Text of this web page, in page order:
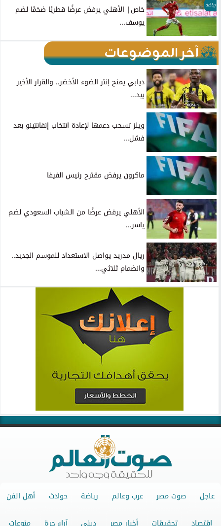
رياضة
خاص| الأهلي يرفض عرضًا قطريًا ضخمًا لضم
يوسف...
آخر الموضوعات
ديابي يمنح إنتر الضوء الأخضر.. والقرار الأخير
بيد...
ويلز تسحب دعمها لإعادة انتخاب إنفانتينو بعد
فشل...
ماكرون يرفض مقترح رئيس الفيفا
الأهلي يرفض عرضًا من الشباب السعودي لضم
ياسر...
ريال مدريد يواصل الاستعداد للموسم الجديد..
وانضمام ثلاثي...
عاجل صوت مصر عرب وعالم رياضة حوادث أهل الفن
اقتصاد تحقيقات أخبار مصر ديني آراء حرة منوعات